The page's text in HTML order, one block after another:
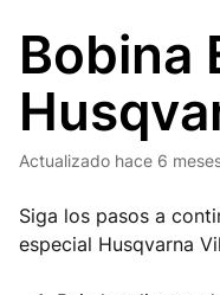
Bobina
Actualizado hace 6
Siga los pasos a
especial Husqvarna